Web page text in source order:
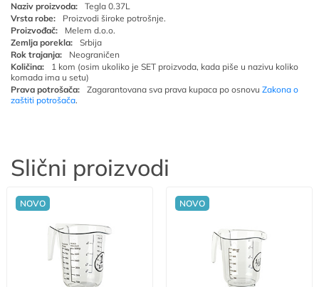
Naziv proizvoda:
Tegla 0.37L
Vrsta robe:
Proizvodi široke potrošnje.
Proizvođač:
Melem d.o.o.
Zemlja porekla:
Srbija
Rok trajanja:
Neograničen
Količina:
1 kom (osim ukoliko je SET proizvoda, kada piše u nazivu koliko
komada ima u setu)
Prava potrošača:
Zagarantovana sva prava kupaca po osnovu Zakona o
zaštiti potrošača.
Slični proizvodi
NOVO NOVO